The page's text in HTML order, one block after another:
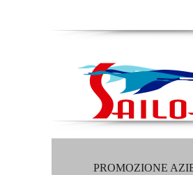
PROMOZIONE